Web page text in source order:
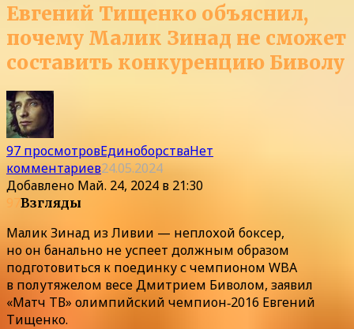
Евгений Тищенко объяснил,
почему Малик Зинад не сможет
составить конкуренцию Биволу
97 просмотровЕдиноборстваНет
комментариев24.05.2024
Добавлено Май. 24, 2024 в 21:30
97Взгляды
Малик Зинад из Ливии — неплохой боксер,
но он банально не успеет должным образом
подготовиться к поединку с чемпионом WBA
в полутяжелом весе Дмитрием Биволом, заявил
«Матч ТВ» олимпийский чемпион‑2016 Евгений
Тищенко.